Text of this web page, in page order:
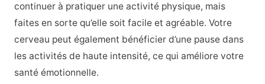
continuer à pratiquer une activité physique, mais
faites en sorte qu’elle soit facile et agréable. Votre
cerveau peut également bénéficier d’une pause dans
les activités de haute intensité, ce qui améliore votre
santé émotionnelle.